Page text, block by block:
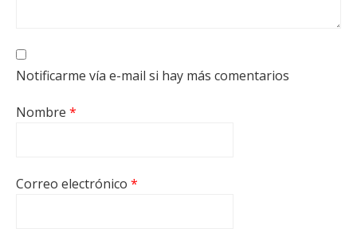
Notificarme vía e-mail si hay más comentarios
Nombre *
Correo electrónico *